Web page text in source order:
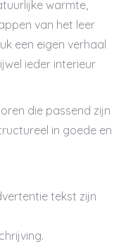
warmte,
van het leer
een eigen verhaal
ieder interieur
die passend zijn
in goede en
tekst zijn